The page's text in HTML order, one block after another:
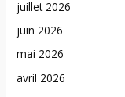
juillet 2026
juin 2026
mai 2026
avril 2026